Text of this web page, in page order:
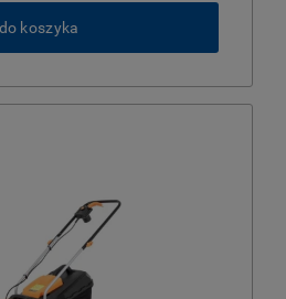
do koszyka